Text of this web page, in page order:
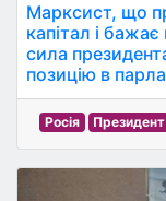
Марксист, що
капітал і
сила
позицію в
Росія